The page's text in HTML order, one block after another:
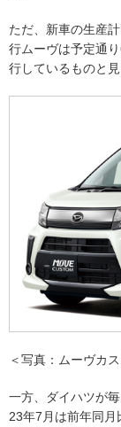
ただ、新車の生産
行ムーヴは予定通
行しているものと見
＜写真：ムーヴカ
一方、ダイハツが
23年7月は前年同